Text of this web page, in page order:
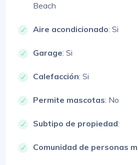
Beach
Aire acondicionado: Si
Garage: Si
Calefacción: Si
Permite mascotas: No
Subtipo de propiedad:
Comunidad de personas